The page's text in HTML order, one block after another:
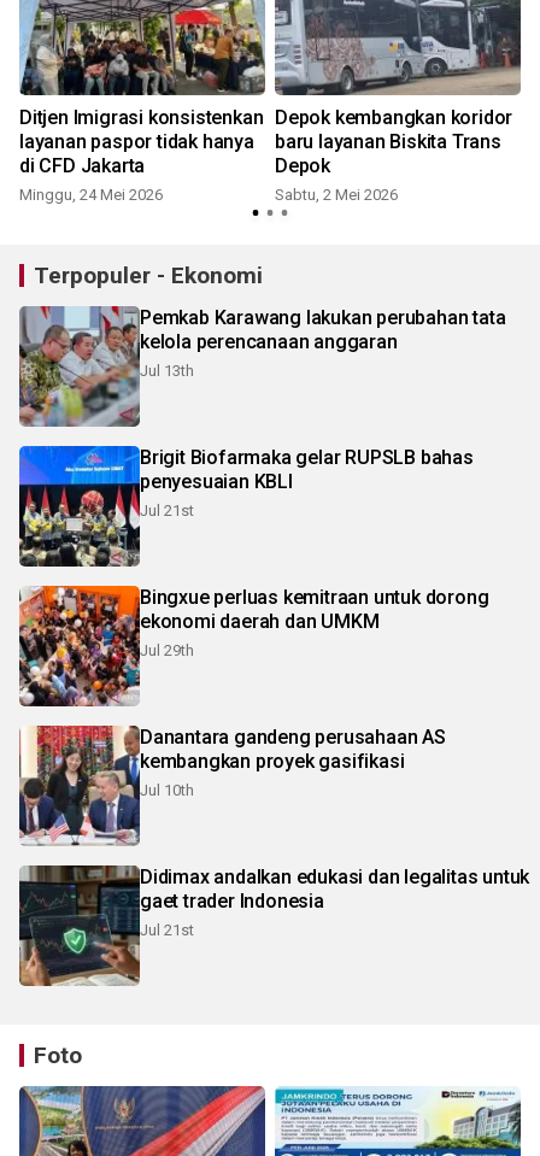
Ditjen Imigrasi konsistenkan
layanan paspor tidak hanya
di CFD Jakarta
Minggu, 24 Mei 2026
Depok kembangkan koridor
baru layanan Biskita Trans
Depok
Sabtu, 2 Mei 2026
Terpopuler - Ekonomi
Pemkab Karawang lakukan perubahan tata
kelola perencanaan anggaran
Jul 13th
Brigit Biofarmaka gelar RUPSLB bahas
penyesuaian KBLI
Jul 21st
Bingxue perluas kemitraan untuk dorong
ekonomi daerah dan UMKM
Jul 29th
Danantara gandeng perusahaan AS
kembangkan proyek gasifikasi
Jul 10th
Didimax andalkan edukasi dan legalitas untuk
gaet trader Indonesia
Jul 21st
Foto